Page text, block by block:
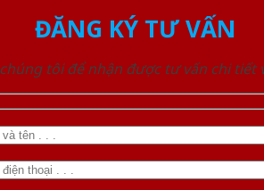
ĐĂNG KÝ TƯ VẤN
tôi để nhận được tư vấn chi tiết